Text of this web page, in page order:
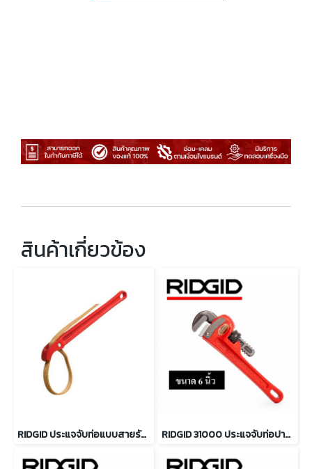
สินค้าเกี่ยวข้อง
RIDGID ประแจจับท่อแบบสายรัด ขนาด 11 3/4" ถึง 18" RIDGID 31000 ประแจจับท่อปากตรง ขนาด 6 นิ้ว จับท่อได้ 3/4 นิ้ว